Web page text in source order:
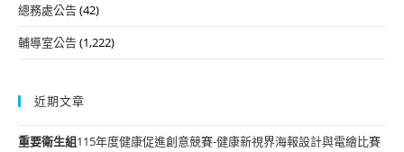
總務處公告(42)
輔導室公告(1,222)
近期文章
重要衛生組115年度健康促進創意競賽-健康新視界海報設計與電繪比賽